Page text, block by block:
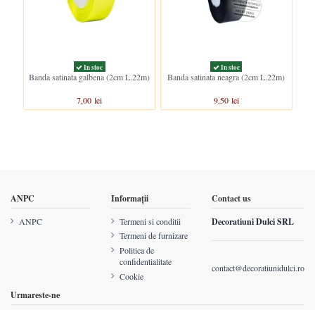
In stoc
Banda satinata galbena (2cm L.22m)
7,00 lei
In stoc
Banda satinata neagra (2cm L.22m)
9,50 lei
ANPC
ANPC
Informații
Termeni si conditii
Termeni de furnizare
Politica de
confidentialitate
Cookie
Contact us
Decoratiuni Dulci SRL
contact@decoratiunidulci.ro
Urmareste-ne